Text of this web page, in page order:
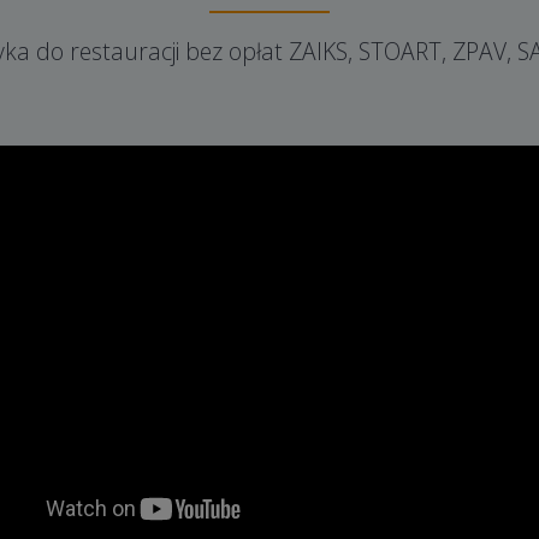
do restauracji bez opłat ZAIKS, STOART, ZPAV,